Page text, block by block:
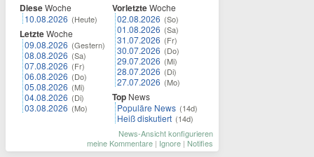
DieseWoche
10.08.2026 (Heute)
LetzteWoche
09.08.2026 (Gestern)
08.08.2026 (Sa)
07.08.2026 (Fr)
06.08.2026 (Do)
05.08.2026 (Mi)
04.08.2026 (Di)
03.08.2026 (Mo)
VorletzteWoche
02.08.2026 (So)
01.08.2026 (Sa)
31.07.2026 (Fr)
30.07.2026 (Do)
29.07.2026 (Mi)
28.07.2026 (Di)
27.07.2026 (Mo)
Top News
Populäre News (14d)
Heiß diskutiert (14d)
News-Ansicht konfigurieren
meine Kommentare | Ignore | Notifies